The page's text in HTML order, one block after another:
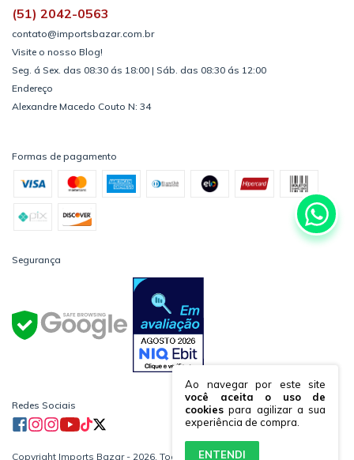
Ao navegar por este site
você aceita o uso de
cookies para agilizar a sua
experiência de compra.
ENTENDI
(51) 2042-0563
contato@importsbazar.com.br
Visite o nosso Blog!
Seg. á Sex. das 08:30 ás 18:00 | Sáb. das 08:30 ás 12:00
Endereço
Alexandre Macedo Couto N: 34
Formas de pagamento
Segurança
Redes Sociais
Copyright Imports Bazar - 2026. Todos os direitos reservados.